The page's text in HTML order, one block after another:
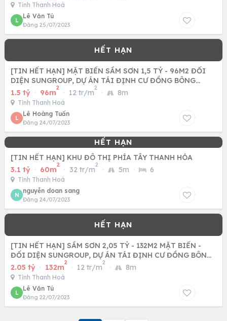
Tỉnh Thanh Hoá
L
Lê Văn Tú
Đăng 25/07/2023
[TIN HẾT HẠN] MẶT BIỂN SẦM SƠN 1,5 TỶ - 96M2 ĐỐI
DIỆN SUNGROUP, DỰ ÁN TÁI ĐỊNH CƯ ĐỒNG BÔNG
THANH HÓA
1.5 tỷ · 96m
2
· 12 tr/m
2
· 8m
Tỉnh Thanh Hoá
L
Lê Hoàng Tuấn
Đăng 24/07/2023
[TIN HẾT HẠN] KHU ĐÔ THỊ PHÍA TÂY THANH HÓA
3.1 tỷ · 60m
2
· 32 tr/m
2
· 5m · 6
Tỉnh Thanh Hoá
N
nguyễn doan sang
Đăng 24/07/2023
[TIN HẾT HẠN] SẦM SƠN 2,05 TỶ - 132M2 MẶT BIỂN -
ĐỐI DIỆN SUNGROUP, DỰ ÁN TÁI ĐỊNH CƯ ĐỒNG BÔNG
THANH HÓA
2.05 tỷ · 132m
2
· 12 tr/m
2
· 8m
Tỉnh Thanh Hoá
L
Lê Văn Tú
Đăng 22/07/2023